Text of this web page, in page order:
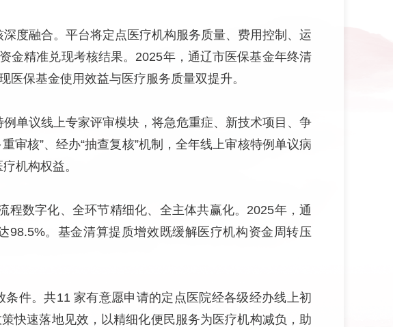
度融合。平台将定点医疗机构服务质量、费用控制、运
金精准兑现考核结果。2025年，通辽市医保基金年终清
保基金使用效益与医疗服务质量双提升。
单议线上专家评审模块，将急危重症、新技术项目、争
审核”、经办“抽查复核”机制，全年线上审核特例单议病
机构权益。
数字化、全环节精细化、全主体共赢化。2025年，通
。基金清算提质增效既缓解医疗机构资金周转压
件。共11 家有意愿申请的定点医院经各级经办线上初
快速落地见效，以精细化便民服务为医疗机构减负，助